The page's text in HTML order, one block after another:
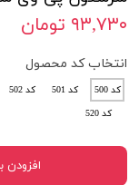
۹۳,۷۳۰ تومان
انتخاب کد محصول
کد 500 کد 501 کد 502
کد 520
افزودن